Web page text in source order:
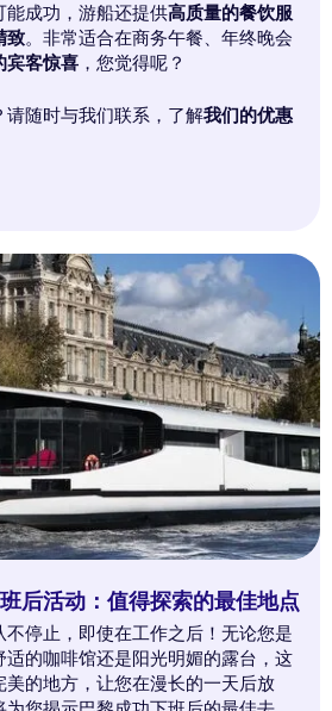
能成功，游船还提供高质量的餐饮服
致。非常适合在商务午餐、年终晚会
宾客惊喜 ，您觉得呢？
随时与我们联系，了解我们的优惠
后活动：值得探索的最佳地点
停止，即使在工作之后！无论您是
的咖啡馆还是阳光明媚的露台，这
美的地方，让您在漫长的一天后放